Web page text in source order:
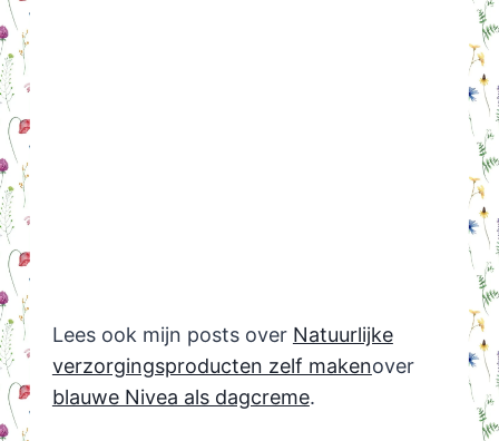
Lees ook mijn posts over Natuurlijke
verzorgingsproducten zelf makenover
blauwe Nivea als dagcreme.